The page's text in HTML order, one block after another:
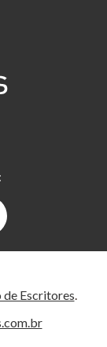
de Escritores.